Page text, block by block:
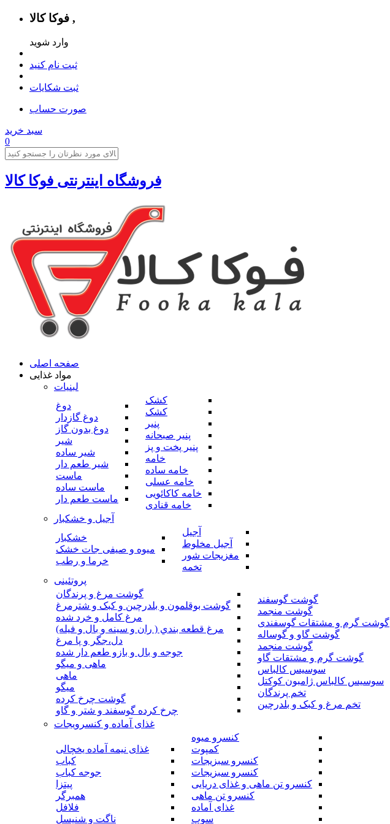
فوکا کالا ,
وارد شوید
ثبت نام کنید
ثبت شکایات
صورت حساب
سبد خرید
0
فروشگاه اینترنتی فوکا کالا
صفحه اصلی
مواد غذایی
لبنیات
کشک
کشک
پنیر
پنیر صبحانه
پنیر پخت و پز
خامه
خامه ساده
خامه عسلی
خامه کاکائویی
خامه قنادی
دوغ
دوغ گازدار
دوغ بدون گاز
شیر
شیر ساده
شیر طعم دار
ماست
ماست ساده
ماست طعم دار
آجیل و خشکبار
آجیل
آجیل مخلوط
مغزیجات شور
تخمه
خشکبار
میوه و صیفی جات خشک
خرما و رطب
پروتئینی
گوشت گوسفند
گوشت منجمد
گوشت گرم و مشتقات گوسفندی
گوشت گاو و گوساله
گوشت منجمد
گوشت گرم و مشتقات گاو
سوسیس کالباس
سوسیس کالباس ژامبون کوکتل
تخم پرندگان
تخم مرغ و کبک و بلدرچین
گوشت مرغ و پرندگان
گوشت بوقلمون و بلدرچین و کبک و شترمرغ
مرغ کامل و خرد شده
مرغ قطعه بندي ( ران و سينه و بال و فيله)
دل،جگر و پا مرغ
جوجه و بال و بازو طعم دار شده
ماهی و میگو
ماهی
میگو
گوشت چرخ کرده
چرخ کرده گوسفند و شتر و گاو
غذای آماده و کنسرویجات
کنسرو میوه
کمپوت
کنسرو سبزیجات
کنسرو سبزیجات
کنسرو تن ماهی و غذای دریایی
کنسرو تن ماهی
غذای آماده
سوپ
غذای نیمه آماده یخچالی
کباب
جوجه کباب
پیتزا
همبرگر
فلافل
ناگت و شنیسل